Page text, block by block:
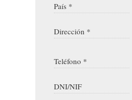
País *
Dirección *
Teléfono *
DNI/NIF